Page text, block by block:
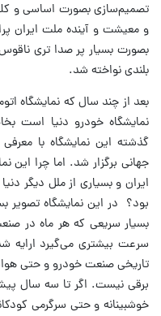
تصمیم‌سازی بصورت اساسی و
و معیشت و آینده ملت ایران
بصورت بسیار پر صدا تری
بلندی نواخته شد.
بعد از چند سال که نمایشگاه
نمایشگاه خودرو دنیا است
جهانی برگزار شد. اما چرا این
ایران و بسیاری از ملل دیگر
بود؟ در این نمایشگاه تصویر
بسیار سریعی که هر ماه در
سرعت بیشتری می‌گیرد
تاریخی صنعت خودرو و حتی
برقی نیست. اگر تا سه سال
خوشبینانه و حتی سرگرمی